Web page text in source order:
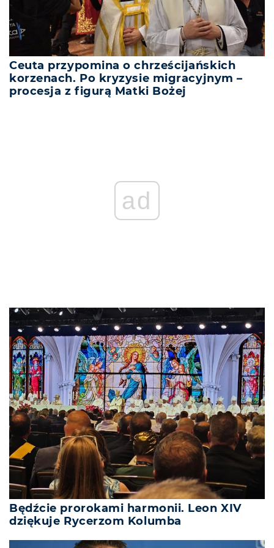
Ceuta przypomina o chrześcijańskich
korzenach. Po kryzysie migracyjnym –
procesja z figurą Matki Bożej
ad
Będźcie prorokami harmonii. Leon XIV
dziękuje Rycerzom Kolumba